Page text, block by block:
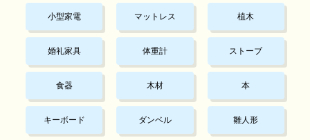
小型家電 マットレス 植木
婚礼家具 体重計 ストーブ
食器 木材 本
キーボード ダンベル 雛人形